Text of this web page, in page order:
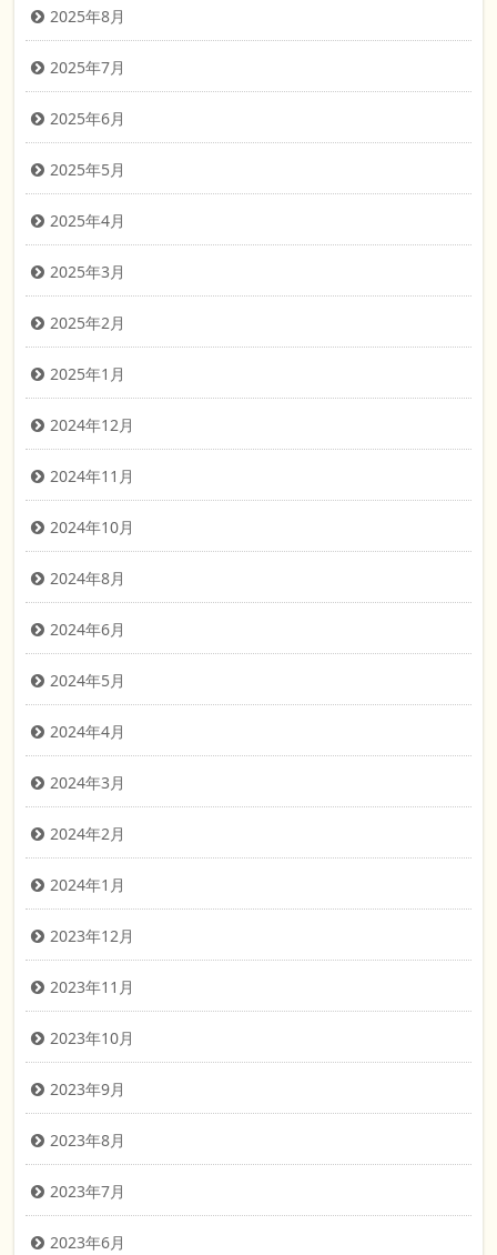
2025年8月
2025年7月
2025年6月
2025年5月
2025年4月
2025年3月
2025年2月
2025年1月
2024年12月
2024年11月
2024年10月
2024年8月
2024年6月
2024年5月
2024年4月
2024年3月
2024年2月
2024年1月
2023年12月
2023年11月
2023年10月
2023年9月
2023年8月
2023年7月
2023年6月